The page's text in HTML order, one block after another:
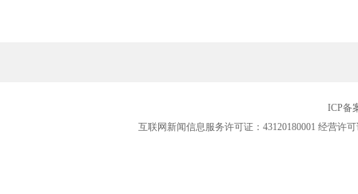
ICP备
互联网新闻信息服务许可证：43120180001 经营许可